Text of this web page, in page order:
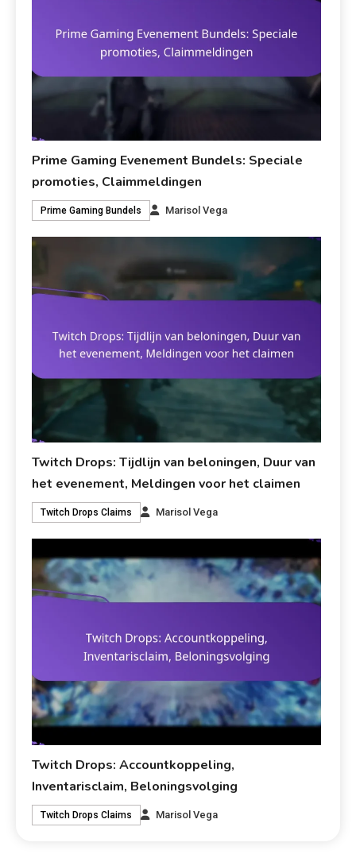
Prime Gaming Evenement Bundels: Speciale
promoties, Claimmeldingen
Prime Gaming Bundels Marisol Vega
Twitch Drops: Tijdlijn van beloningen, Duur van
het evenement, Meldingen voor het claimen
Twitch Drops Claims Marisol Vega
Twitch Drops: Accountkoppeling,
Inventarisclaim, Beloningsvolging
Twitch Drops Claims Marisol Vega